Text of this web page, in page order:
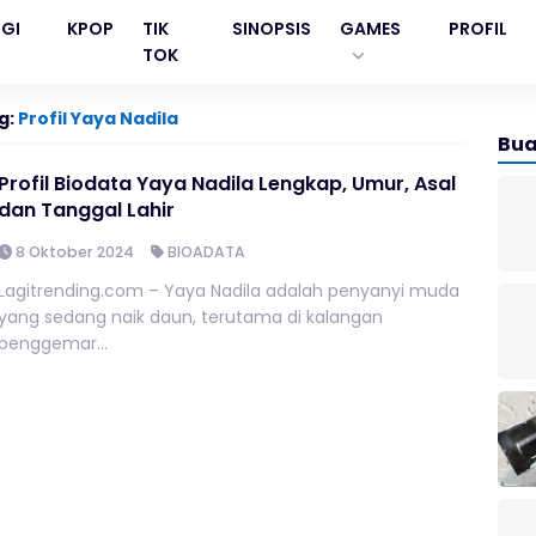
KPOP
TIK
TOK
SINOPSIS GAMES PROFIL
Profil Yaya Nadila
Biodata Yaya Nadila Lengkap, Umur, Asal
Tanggal Lahir
8 Oktober 2024 BIOADATA
– Yaya Nadila adalah penyanyi muda
sedang naik daun, terutama di kalangan